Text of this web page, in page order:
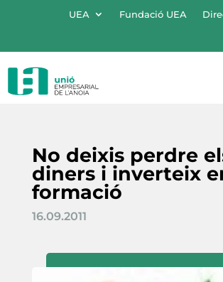
UEA Fundació UEA
No deixis perdre
diners i inverteix
formació
16.09.2011